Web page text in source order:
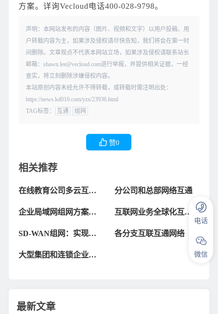
方案。详询Vecloud电话400-028-9798。
声明：本网站发布的内容（图片、视频和文字）以用户投稿、用
户转载内容为主，如果涉及侵权请尽快告知，我们将会在第一时
间删除。文章观点不代表本网站立场，如果涉及侵权请联系站长
邮箱：shawn.lee@vecloud.com进行举报，并提供相关证据，一经
查实，将立刻删除涉嫌侵权内容。
本站原创内容未经允许不得转载，或转载时需注明出处：
https://news.kd010.com/yzx/23936.html
TAG标签：
互通 组网
赞0
相关推荐
在线教育公司多云互联
分公司和总部网络互通
企业局域网组网方案实
联操作
互联网业务全球化互通
SD-WAN组网：实现企
方案
各分支互联互通网络
大型集团和连锁企业机
最新文章
电话
微信